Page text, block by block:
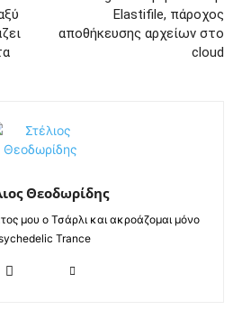
Elastifile, πάροχος
αποθήκευσης αρχείων στο
cloud
Θεοδωρίδης
μου ο Τσάρλι και ακροάζομαι μόνο
Trance